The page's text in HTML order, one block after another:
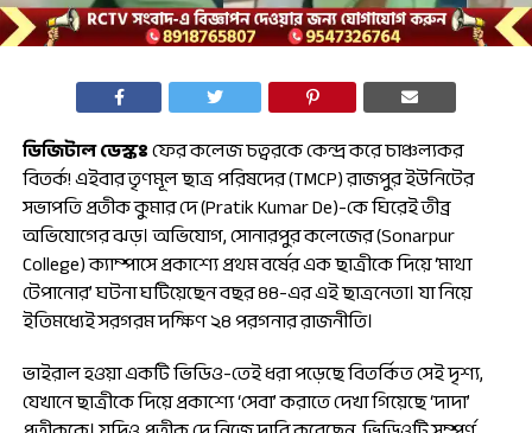
ডিজিটাল ডেস্কঃফের কলেজ চত্বরকে কেন্দ্র করে চাঞ্চল্যকর
বিতর্ক! এইবার তৃণমূল ছাত্র পরিষদের (TMCP) রাজপুর ইউনিটের
সভাপতি প্রতীক কুমার দে (Pratik Kumar De)-কে ঘিরেই তীব্র
অভিযোগের ঝড়। অভিযোগ, সোনারপুর কলেজের (Sonarpur
College) ক্যাম্পাসে প্রকাশ্যে প্রথম বর্ষের এক ছাত্রীকে দিয়ে ‘মাথা
টেপানোর’ ঘটনা ঘটিয়েছেন বছর ৪৪-এর এই ছাত্রনেতা। যা নিয়ে
ইতিমধ্যেই সরগরম দক্ষিণ ২৪ পরগনার রাজনীতি।
ভাইরাল হওয়া একটি ভিডিও-তেই ধরা পড়েছে বিতর্কিত সেই দৃশ্য,
যেখানে ছাত্রীকে দিয়ে প্রকাশ্যে ‘সেবা’ করাতে দেখা গিয়েছে ‘দাদা’